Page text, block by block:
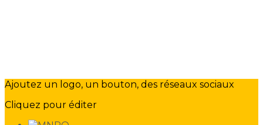
Ajoutez un logo, un bouton, des réseaux sociaux
Cliquez pour éditer